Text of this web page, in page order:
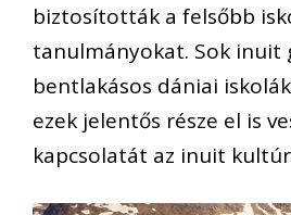
biztosították a felsőbb
tanulmányokat. Sok inuit
bentlakásos dániai
ezek jelentős része el is
kapcsolatát az inuit